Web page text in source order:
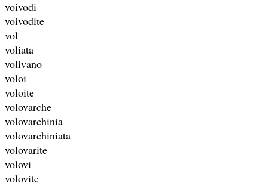
voivodi
voivodite
vol
voliata
volivano
voloi
voloite
volovarche
volovarchinia
volovarchiniata
volovarite
volovi
volovite